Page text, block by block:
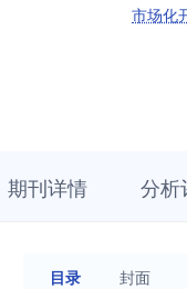
市场化
期刊详情 分析
目录 封面